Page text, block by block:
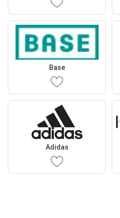
Base
Adidas